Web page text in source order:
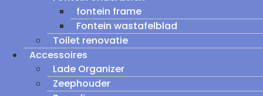
fontein frame
Fontein wastafelblad
Toilet renovatie
Accessoires
Lade Organizer
Zeephouder